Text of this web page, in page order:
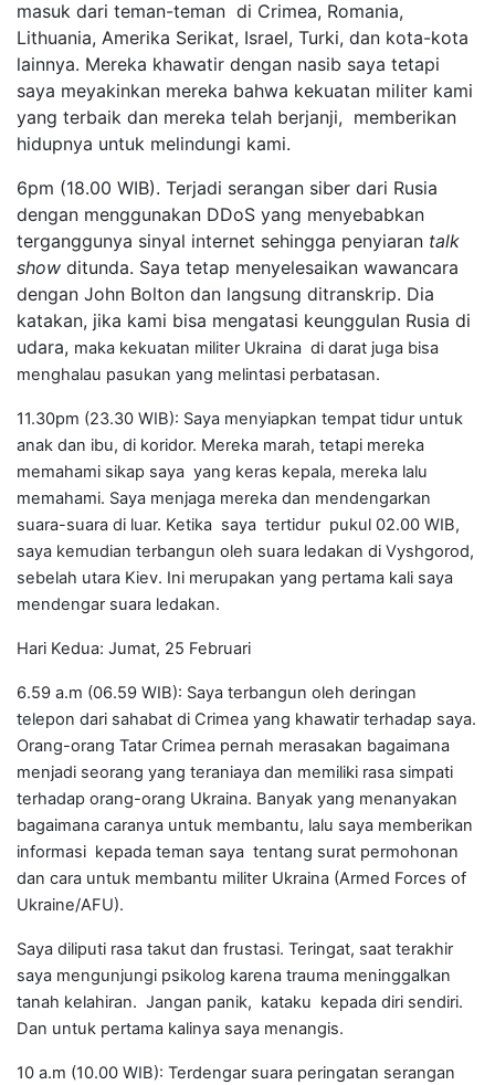
masuk dari teman-teman di Crimea, Romania,
Lithuania, Amerika Serikat, Israel, Turki, dan kota-kota
lainnya. Mereka khawatir dengan nasib saya tetapi
saya meyakinkan mereka bahwa kekuatan militer kami
yang terbaik dan mereka telah berjanji, memberikan
hidupnya untuk melindungi kami.
6pm (18.00 WIB). Terjadi serangan siber dari Rusia
dengan menggunakan DDoS yang menyebabkan
terganggunya sinyal internet sehingga penyiaran talk
show ditunda. Saya tetap menyelesaikan wawancara
dengan John Bolton dan langsung ditranskrip. Dia
katakan, jika kami bisa mengatasi keunggulan Rusia di
udara, maka kekuatan militer Ukraina di darat juga bisa
menghalau pasukan yang melintasi perbatasan.
11.30pm (23.30 WIB): Saya menyiapkan tempat tidur untuk
anak dan ibu, di koridor. Mereka marah, tetapi mereka
memahami sikap saya yang keras kepala, mereka lalu
memahami. Saya menjaga mereka dan mendengarkan
suara-suara di luar. Ketika saya tertidur pukul 02.00 WIB,
saya kemudian terbangun oleh suara ledakan di Vyshgorod,
sebelah utara Kiev. Ini merupakan yang pertama kali saya
mendengar suara ledakan.
Hari Kedua: Jumat, 25 Februari
6.59 a.m (06.59 WIB): Saya terbangun oleh deringan
telepon dari sahabat di Crimea yang khawatir terhadap saya.
Orang-orang Tatar Crimea pernah merasakan bagaimana
menjadi seorang yang teraniaya dan memiliki rasa simpati
terhadap orang-orang Ukraina. Banyak yang menanyakan
bagaimana caranya untuk membantu, lalu saya memberikan
informasi kepada teman saya tentang surat permohonan
dan cara untuk membantu militer Ukraina (Armed Forces of
Ukraine/AFU).
Saya diliputi rasa takut dan frustasi. Teringat, saat terakhir
saya mengunjungi psikolog karena trauma meninggalkan
tanah kelahiran. Jangan panik, kataku kepada diri sendiri.
Dan untuk pertama kalinya saya menangis.
10 a.m (10.00 WIB): Terdengar suara peringatan serangan